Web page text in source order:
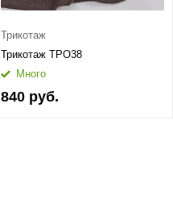
Трикотаж
Трикотаж ТРО38
Много
840 руб.